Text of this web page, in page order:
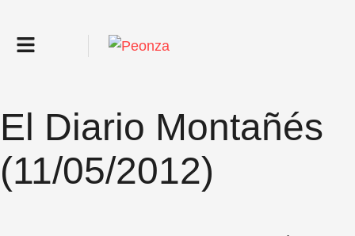
El Diario Montañés
(11/05/2012)